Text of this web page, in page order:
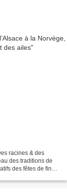
racines & des
des traditions de
des fêtes de fin